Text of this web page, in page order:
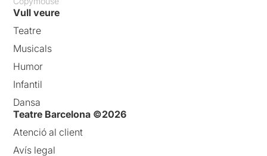
Vull veure
Teatre
Musicals
Humor
Infantil
Dansa
Teatre Barcelona ©2026
Atenció al client
Avís legal